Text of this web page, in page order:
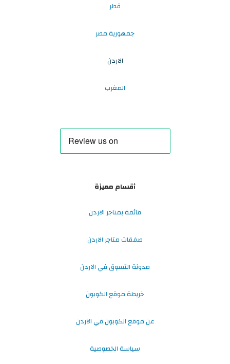
قطر
جمهورية مصر
الاردن
المغرب
أقسام مميزة
قائمة بمتاجر الاردن
صفقات متاجر الاردن
مدونة التسوق في الاردن
خريطة موقع الكوبون
عن موقع الكوبون في الاردن
سياسة الخصوصية